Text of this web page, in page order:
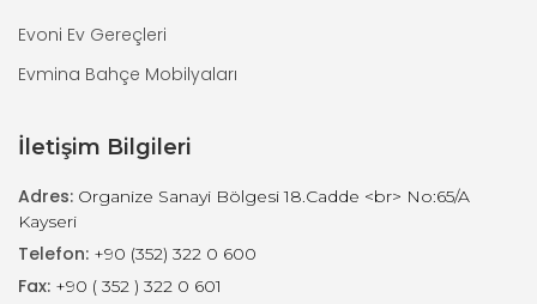
Evoni Ev Gereçleri
Evmina Bahçe Mobilyaları
İletişim Bilgileri
Adres: Organize Sanayi Bölgesi 18.Cadde <br> No:65/A
Kayseri
Telefon: +90 (352) 322 0 600
Fax: +90 ( 352 ) 322 0 601